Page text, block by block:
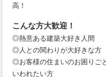
高！
こんな方大歓迎！
◎熱意ある建築大好き人間
◎人との関わりが大好きな方
◎お客様の住まいのお困りご
いわれたい方